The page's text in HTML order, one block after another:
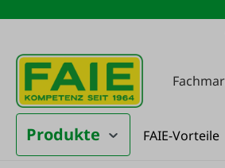
Hauptinhalt springen
Zur Suche springen
Zur Hauptnavigation springen
Produkte FAIE-Vorteile